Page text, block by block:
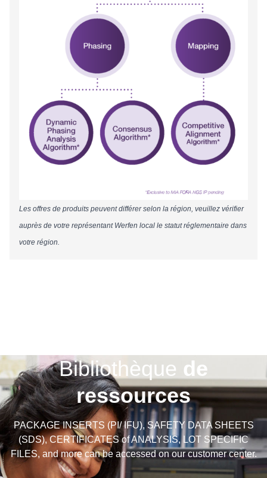
Les offres de produits peuvent différer selon la région, veuillez vérifier
auprès de votre représentant Werfen local le statut réglementaire dans
votre région.
Bibliothèque de
ressources
PACKAGE INSERTS (PI/ IFU), SAFETY DATA SHEETS
(SDS), CERTIFICATES of ANALYSIS, LOT SPECIFIC
FILES, and more can be accessed on our customer center.